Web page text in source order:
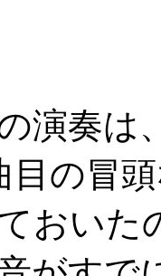
演奏は
目の冒
おいた